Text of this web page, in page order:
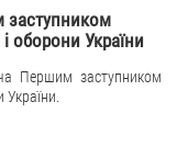
і оборони України
заступником
оборони України
Першим заступником